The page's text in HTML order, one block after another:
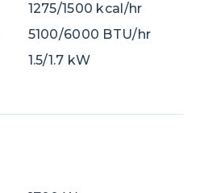
1275/1500 kcal/hr
5100/6000 BTU/hr
1.5/1.7 kW